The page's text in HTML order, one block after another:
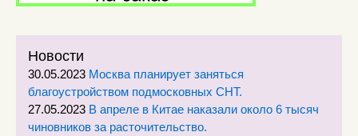
Новости
30.05.2023 Москва планирует заняться
благоустройством подмосковных СНТ.
27.05.2023 В апреле в Китае наказали около 6 тысяч
чиновников за расточительство.